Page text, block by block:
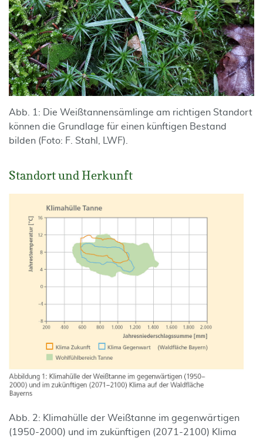
Abb. 1: Die Weißtannensämlinge am richtigen Standort
können die Grundlage für einen künftigen Bestand
bilden (Foto: F. Stahl, LWF).
Standort und Herkunft
Abb. 2: Klimahülle der Weißtanne im gegenwärtigen
(1950-2000) und im zukünftigen (2071-2100) Klima